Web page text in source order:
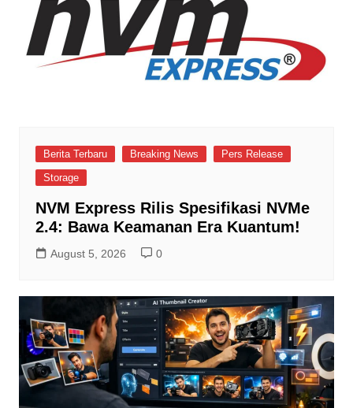
Berita Terbaru Breaking News
Pers Release
Storage
NVM Express Rilis Spesifikasi NVMe
2.4: Bawa Keamanan Era Kuantum!
August 5, 2026 0